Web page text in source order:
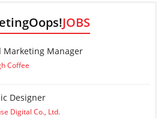
JOBS
Marketing Manager
Coffee
Designer
Digital Co., Ltd.